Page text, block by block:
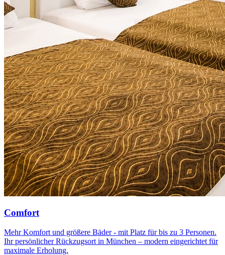
Comfort
Mehr Komfort und größere Bäder - mit Platz für bis zu 3 Personen.
Ihr persönlicher Rückzugsort in München – modern eingerichtet für
maximale Erholung.